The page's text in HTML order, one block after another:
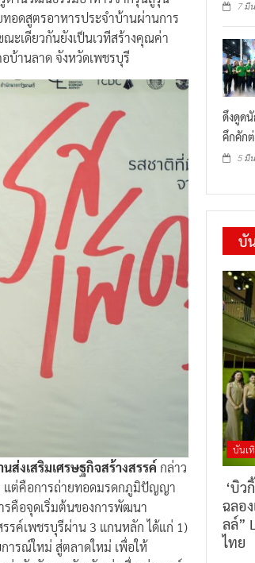
ทอดสูตรอาหารประจำบ้านผ่านการ
ะเดียวกันยังเป็นเวทีสร้างคุณค่า
บ้านลาด จังหวัดเพชรบุรี‬‬
งเสริมเศรษฐกิจสร้างสรรค์ กล่าว
แต่คือการถ่ายทอดมรดกภูมิปัญญา
รคือจุดเริ่มต้นของการพัฒนา
รค์เพชรบุรีผ่าน 3 แกนหลัก ได้แก่ 1)
ารณ์ใหม่ สู่ตลาดใหม่ เพื่อให้
7 มี
ดึงดูด
คึกคัก
5 มี
บั
บันเ
‘บิว
ฉลอ
ลล์”
ไทย